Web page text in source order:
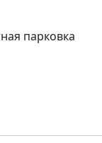
парковка